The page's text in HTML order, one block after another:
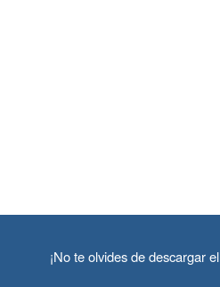
¡No te olvides de descargar el